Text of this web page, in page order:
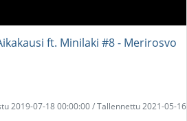
ft. Minilaki #8 - Merirosvo
2019-07-18 00:00:00 / Tallennettu 2021-05-16